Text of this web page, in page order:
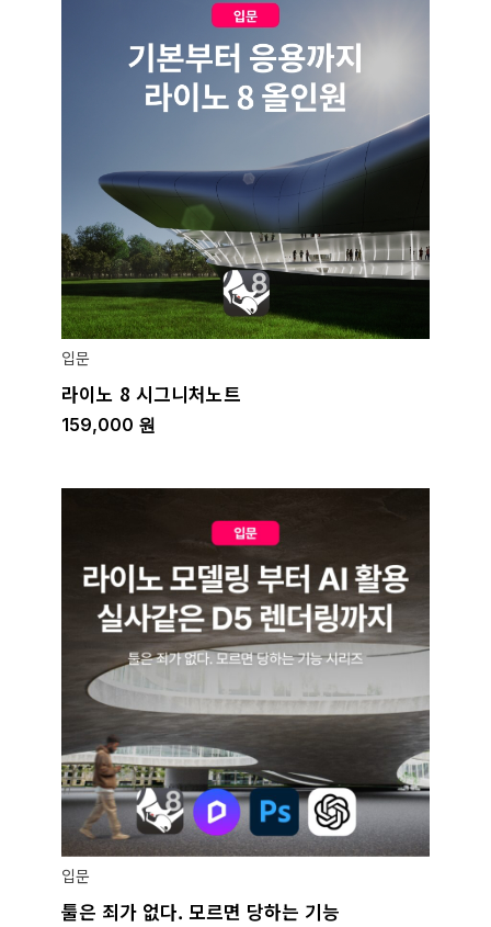
입문
라이노 8 시그니처노트
159,000 원
입문
툴은 죄가 없다. 모르면 당하는 기능